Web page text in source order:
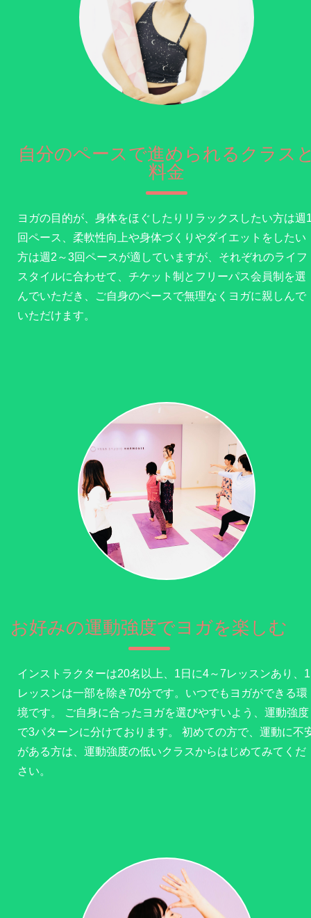
自分のペースで進められるクラス
料金
ヨガの目的が、身体をほぐしたりリラックスしたい方は週
回ペース、柔軟性向上や身体づくりやダイエットをしたい
方は週2～3回ペースが適していますが、それぞれのライフ
スタイルに合わせて、チケット制とフリーパス会員制を選
んでいただき、ご自身のペースで無理なくヨガに親しんで
いただけます。
お好みの運動強度でヨガを楽しむ
インストラクターは20名以上、1日に4～7レッスンあり、1
レッスンは一部を除き70分です。いつでもヨガができる環
境です。 ご自身に合ったヨガを選びやすいよう、運動強度
で3パターンに分けております。 初めての方で、運動に不
がある方は、運動強度の低いクラスからはじめてみてくだ
さい。